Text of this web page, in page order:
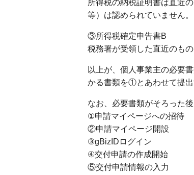
所得税の納税証明書は直近
等）は認められていません。
③所得税確定申告書B
税務署が受領した直近のも
以上が、個人事業主の必要
かる書類を①とあわせて提出
なお、必要書類がそろった後
①申請マイページへの招待
②申請マイページ開設
③gBizIDログイン
④交付申請の作成開始
⑤交付申請情報の入力